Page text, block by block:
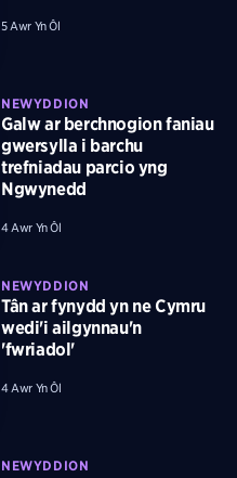
5 Awr Yn Ôl
NEWYDDION
Galw ar berchnogion faniau
gwersylla i barchu
trefniadau parcio yng
Ngwynedd
4 Awr Yn Ôl
NEWYDDION
Tân ar fynydd yn ne Cymru
wedi'i ailgynnau'n
'fwriadol'
4 Awr Yn Ôl
NEWYDDION